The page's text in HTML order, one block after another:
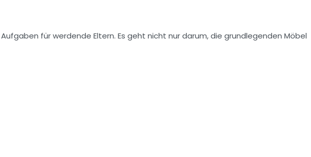
für werdende Eltern. Es geht nicht nur darum, die grundlegenden Möbel